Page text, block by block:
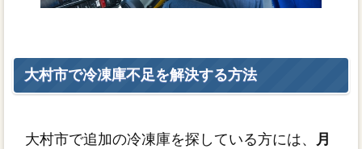
大村市で冷凍庫不足を解決する方法
大村市で追加の冷凍庫を探している方には、
月